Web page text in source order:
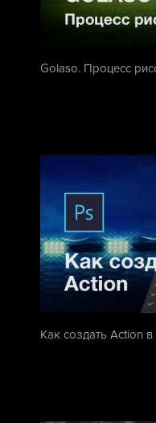
Golaso. Процесс
Как создать Action